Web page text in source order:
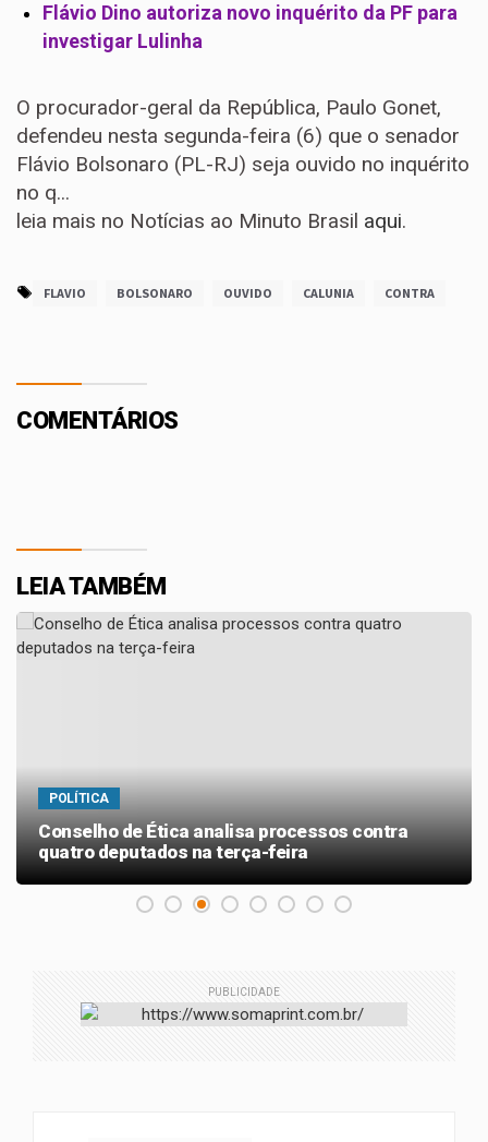
Flávio Dino autoriza novo inquérito da PF para
investigar Lulinha
O procurador-geral da República, Paulo Gonet,
defendeu nesta segunda-feira (6) que o senador
Flávio Bolsonaro (PL-RJ) seja ouvido no inquérito
no q...
leia mais no Notícias ao Minuto Brasil aqui.
FLAVIO BOLSONARO OUVIDO CALUNIA CONTRA
COMENTÁRIOS
LEIA TAMBÉM
POLÍTICA
Conselho de Ética analisa processos contra
quatro deputados na terça-feira
PUBLICIDADE